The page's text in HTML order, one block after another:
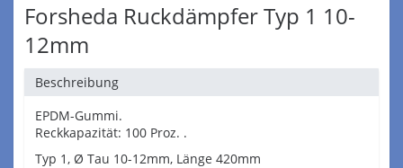
Forsheda Ruckdämpfer Typ 1 10-
12mm
Beschreibung
EPDM-Gummi.
Reckkapazität: 100 Proz. .
Typ 1, Ø Tau 10-12mm, Länge 420mm